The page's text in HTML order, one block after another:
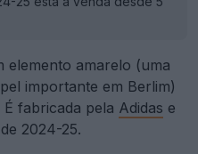
elemento amarelo (uma
importante em Berlim)
fabricada pela Adidas e
de 2024-25.